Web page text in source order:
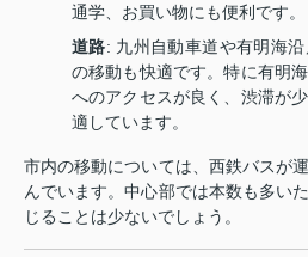
通学、お買い物にも便利です。
道路: 九州自動車道や有明海
の移動も快適です。特に有明
へのアクセスが良く、渋滞が
適しています。
市内の移動については、西鉄バスが
んでいます。中心部では本数も多い
じることは少ないでしょう。